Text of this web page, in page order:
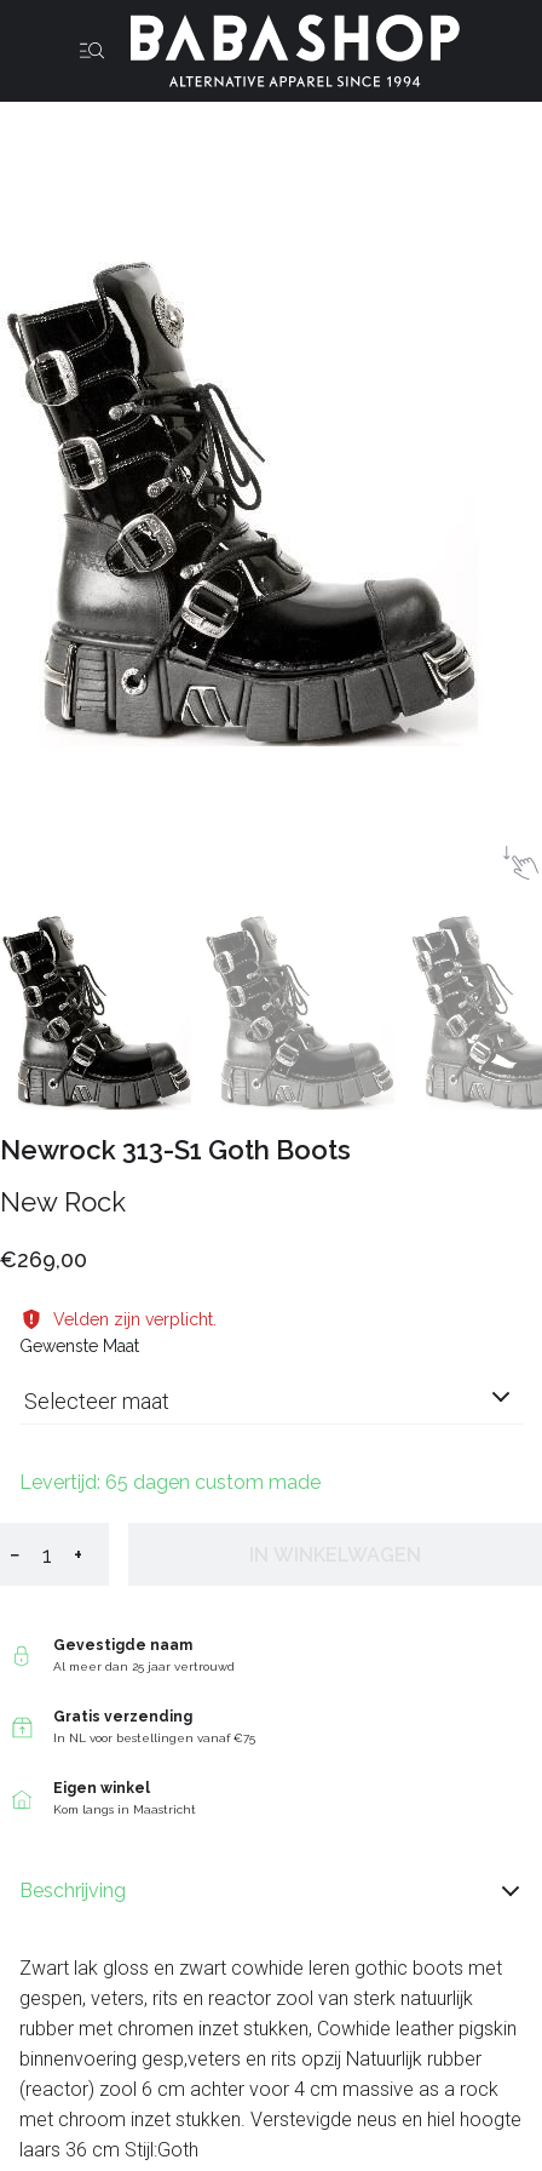
Newrock 313-S1 Goth Boots
New Rock
€269,00
Velden zijn verplicht.
Gewenste Maat
Selecteer maat
Levertijd: 65 dagen custom made
− +
Gevestigde naam
Al meer dan 25 jaar vertrouwd
Gratis verzending
In NL voor bestellingen vanaf €75
Eigen winkel
Kom langs in Maastricht
Beschrijving
Zwart lak gloss en zwart cowhide leren gothic boots met
gespen, veters, rits en reactor zool van sterk natuurlijk
rubber met chromen inzet stukken, Cowhide leather pigskin
binnenvoering gesp,veters en rits opzij Natuurlijk rubber
(reactor) zool 6 cm achter voor 4 cm massive as a rock
met chroom inzet stukken. Verstevigde neus en hiel hoogte
laars 36 cm Stijl:Goth